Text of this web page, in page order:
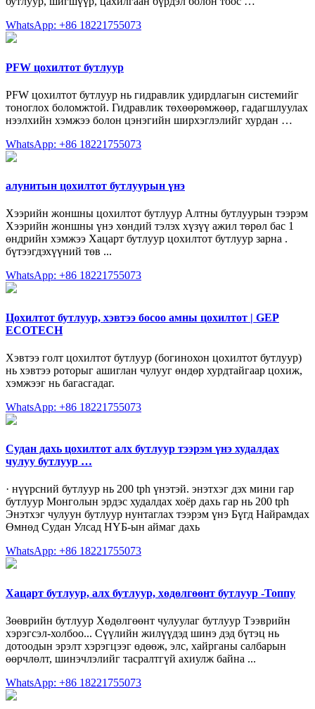
WhatsApp: +86 18221755073
PFW цохилтот бутлуур
PFW цохилтот бутлуур нь гидравлик удирдлагын системийг
тоноглох боломжтой. Гидравлик төхөөрөмжөөр, гадагшлуулах
нээлхийн хэмжээ болон цэнэгийн ширхэглэлийг хурдан …
WhatsApp: +86 18221755073
алунитын цохилтот бутлуурын үнэ
Хээрийн жоншны цохилтот бутлуур Алтны бутлуурын тээрэм
Хээрийн жоншны үнэ хөндий тэлэх хүзүү ажил төрөл бас 1
өндрийн хэмжээ Хацарт бутлуур цохилтот бутлуур зарна .
бүтээгдэхүүний төв ...
WhatsApp: +86 18221755073
Цохилтот бутлуур, хэвтээ босоо амны цохилтот | GEP
ECOTECH
Хэвтээ голт цохилтот бутлуур (богинохон цохилтот бутлуур)
нь хэвтээ роторыг ашиглан чулууг өндөр хурдтайгаар цохиж,
хэмжээг нь багасгадаг.
WhatsApp: +86 18221755073
Судан дахь цохилтот алх бутлуур тээрэм үнэ худалдах
чулуу бутлуур …
· нүүрсний бутлуур нь 200 tph үнэтэй. энэтхэг дэх мини гар
бутлуур Монголын эрдэс худалдах хоёр дахь гар нь 200 tph
Энэтхэг чулуун бутлуур нунтаглах тээрэм үнэ Бүгд Найрамдах
Өмнөд Судан Улсад НҮБ-ын аймаг дахь
WhatsApp: +86 18221755073
Хацарт бутлуур, алх бутлуур, хөдөлгөөнт бутлуур -Топпу
Зөөврийн бутлуур Хөдөлгөөнт чулуулаг бутлуур Тээврийн
хэрэгсэл-холбоо... Сүүлийн жилүүдэд шинэ дэд бүтэц нь
дотоодын эрэлт хэрэгцээг өдөөж, элс, хайрганы салбарын
өөрчлөлт, шинэчлэлийг тасралтгүй ахиулж байна ...
WhatsApp: +86 18221755073